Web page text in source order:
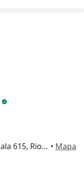
Rua Dagmar da Fonseca, 117, Sala 615, Rio de Janeiro • Mapa